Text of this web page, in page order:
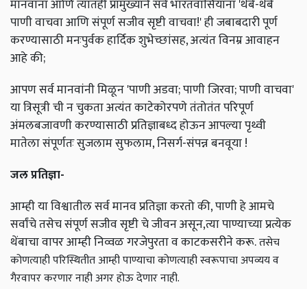
मानवांना आणि त्यातही प्रामुख्याने सर्व भारतवासियांना 'थेंबे-थेंबे
पाणी वाचवा आणि संपूर्ण सजीव सृष्टी वाचवा!' ही जबाबदारी पूर्ण
करण्यासाठी मनःपुर्वक हार्दिक शुभेच्छांसह, अत्यंत विनम्र आवाहन
आहे की;
आपण सर्व मानवांनी मिळून 'पाणी अडवा; पाणी जिरवा; पाणी वाचवा'
या त्रिसूत्री ची न चुकता अत्यंत काटेकोरपणे तंतोतंत परिपूर्ण
अंमलबजावणी करण्यासाठी प्रतिज्ञाबध्द होऊन आपल्या पृथ्वी
मातेला संपूर्णतः सुजलाम सुफलाम, निसर्ग-संपन्न बनवूया !
जल प्रतिज्ञा-
आम्ही या विश्वातील सर्व मानव प्रतिज्ञा करतो की, पाणी हे आमचे
सर्वांचे तसेच संपूर्ण सजीव सृष्टी चे जीवन असून,त्या पाण्याच्या प्रत्येक
थेंबाचा वापर आम्ही निव्वळ गरजेपुरता व काटकसरीने करू.तसेच
कोणत्याही परिस्थितीत आम्ही पाण्याचा कोणत्याही स्वरूपाचा अपव्यय व
गैरवापर करणार नाही अगर होऊ देणार नाही.